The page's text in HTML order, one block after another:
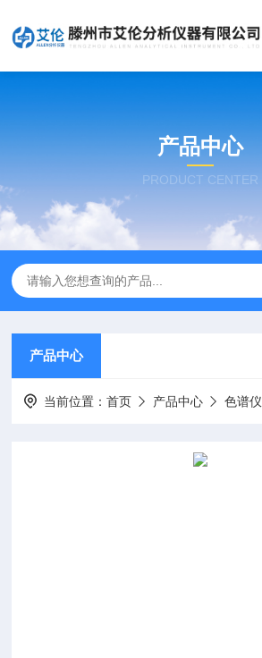
产品中心
PRODUCT CENTER
产品中心
当前位置：首页 产品中心 色谱仪